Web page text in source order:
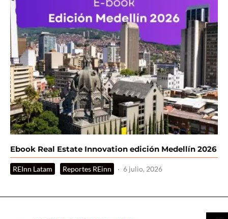
Ebook Real Estate Innovation edición Medellín 2026
REInn Latam Reportes REinn · 6 julio, 2026